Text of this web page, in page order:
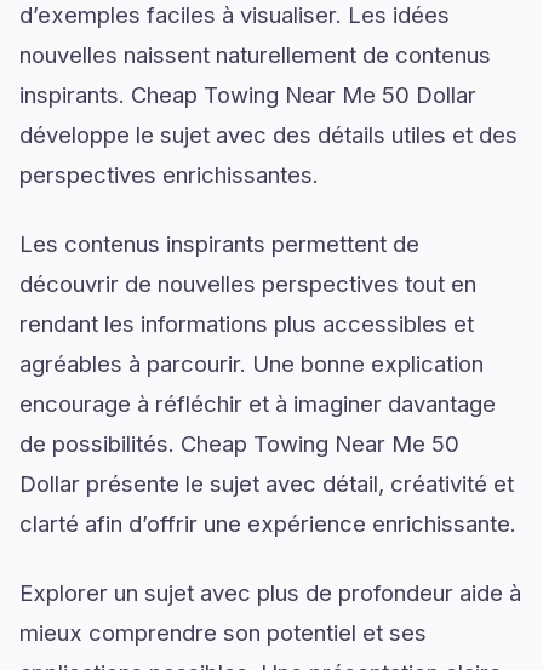
d’exemples faciles à visualiser. Les idées
nouvelles naissent naturellement de contenus
inspirants. Cheap Towing Near Me 50 Dollar
développe le sujet avec des détails utiles et des
perspectives enrichissantes.
Les contenus inspirants permettent de
découvrir de nouvelles perspectives tout en
rendant les informations plus accessibles et
agréables à parcourir. Une bonne explication
encourage à réfléchir et à imaginer davantage
de possibilités. Cheap Towing Near Me 50
Dollar présente le sujet avec détail, créativité et
clarté afin d’offrir une expérience enrichissante.
Explorer un sujet avec plus de profondeur aide à
mieux comprendre son potentiel et ses